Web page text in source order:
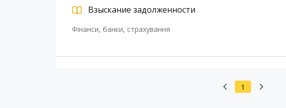
Взыскание задолженности
Фінанси, банки, страхування
1